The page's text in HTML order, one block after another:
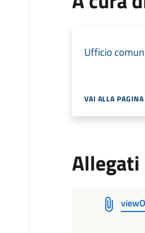
Ufficio
VAI ALLA PAGINA
Allegati